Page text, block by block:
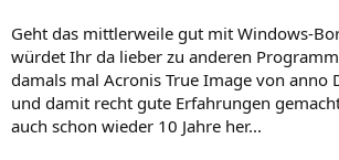
Geht das mittlerweile gut mit Windows-
würdet Ihr da lieber zu anderen
damals mal Acronis True Image von anno
und damit recht gute Erfahrungen
auch schon wieder 10 Jahre her...